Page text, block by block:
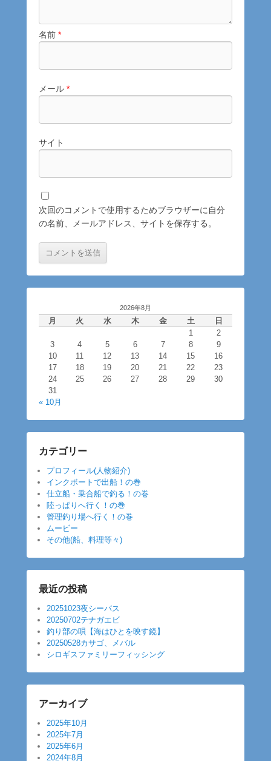
名前 *
メール *
サイト
次回のコメントで使用するためブラウザーに自分
の名前、メールアドレス、サイトを保存する。
2026年8月
月 火 水 木 金 土
日
1
2
3
4 5 6 7 8
9
10
11 12 13 14 15
16
17
18 19 20 21 22
23
24
25 26 27 28 29
30
31
« 10月
カテゴリー
プロフィール(人物紹介)
インクボートで出船！の巻
仕立船・乗合船で釣る！の巻
陸っぱりへ行く！の巻
管理釣り場へ行く！の巻
ムービー
その他(船、料理等々)
最近の投稿
20251023夜シーバス
20250702テナガエビ
釣り部の唄【海はひとを映す鏡】
20250528カサゴ、メバル
シロギスファミリーフィッシング
アーカイブ
2025年10月
2025年7月
2025年6月
2024年8月